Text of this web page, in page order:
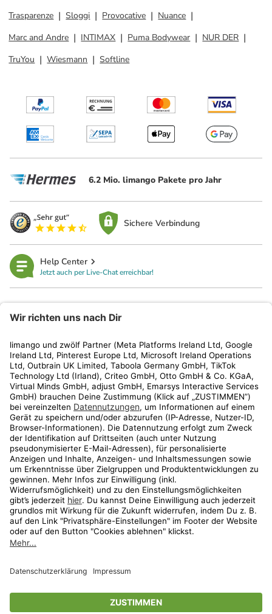
Trasparenze
Sloggi Provocative
Nuance
Marc and Andre
INTIMAX Puma Bodywear
NUR DER
TruYou
Wiesmann Softline
6.2 Mio. limango Pakete pro Jahr
Sichere Verbindung
Help Center
Jetzt auch per Live-Chat erreichbar!
Kundenservice
Shop
Aktionen
Travel